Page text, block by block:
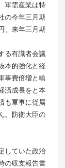
軍需産業は特
の今年三月期
、来年三月期
る有識者会議
本的強化と経
事費倍増と輸
済成長をと本
も軍事に従属
。防衛大臣の
していた政治
の収支報告書